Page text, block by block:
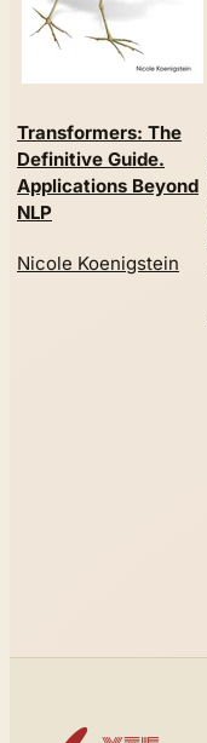
Transformers: The
Definitive Guide.
Applications Beyond
NLP
Nicole Koenigstein